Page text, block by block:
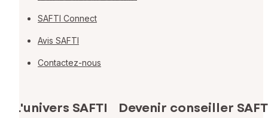
SAFTI Connect
Avis SAFTI
Contactez-nous
L'univers SAFTI Devenir conseiller